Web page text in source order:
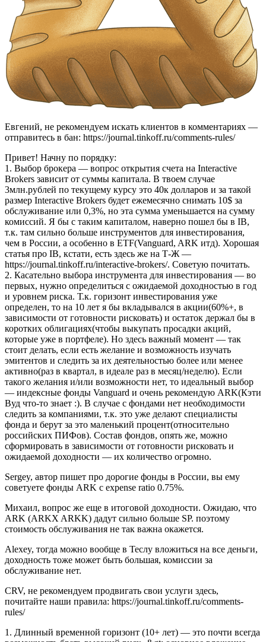
Евгений, не рекомендуем искать клиентов в комментариях —
отправитесь в бан: https://journal.tinkoff.ru/comments-rules/
Привет! Начну по порядку:
1. Выбор брокера — вопрос открытия счета на Interactive
Brokers зависит от суммы капитала. В твоем случае
3млн.рублей по текущему курсу это 40к долларов и за такой
размер Interactive Brokers будет ежемесячно снимать 10$ за
обслуживание или 0,3%, но эта сумма уменьшается на сумму
комиссий. Я бы с таким капиталом, наверно пошел бы в IB,
т.к. там сильно больше инструментов для инвестирования,
чем в России, а особенно в ETF(Vanguard, ARK итд). Хорошая
статья про IB, кстати, есть здесь же на Т-Ж —
https://journal.tinkoff.ru/interactive-brokers/. Советую почитать.
2. Касательно выбора инструмента для инвестирования — во
первых, нужно определиться с ожидаемой доходностью в год
и уровнем риска. Т.к. горизонт инвестирования уже
определен, то на 10 лет я бы вкладывался в акции(60%+, в
зависимости от готовности рисковать) и остаток держал бы в
коротких облигациях(чтобы выкупать просадки акций,
которые уже в портфеле). Но здесь важный момент — так
стоит делать, если есть желание и возможность изучать
эмитентов и следить за их деятельностью более или менее
активно(раз в квартал, в идеале раз в месяц/неделю). Если
такого желания и/или возможности нет, то идеальный выбор
— индексные фонды Vanguard и очень рекомендую ARK(Кэти
Вуд что-то знает :). В случае с фондами нет необходимости
следить за компаниями, т.к. это уже делают специалисты
фонда и берут за это маленький процент(относительно
российских ПИФов). Состав фондов, опять же, можно
сформировать в зависимости от готовности рисковать и
ожидаемой доходности — их количество огромно.
Sergey, автор пишет про дорогие фонды в России, вы ему
советуете фонды ARK с expense ratio 0.75%.
Михаил, вопрос же еще в итоговой доходности. Ожидаю, что
ARK (ARKX ARKK) дадут сильно больше SP. поэтому
стоимость обслуживания не так важна окажется.
Alexey, тогда можно вообще в Теслу вложиться на все деньги,
доходность тоже может быть большая, комиссии за
обслуживание нет.
CRV, не рекомендуем продвигать свои услуги здесь,
почитайте наши правила: https://journal.tinkoff.ru/comments-
rules/
1. Длинный временной горизонт (10+ лет) — это почти всегда